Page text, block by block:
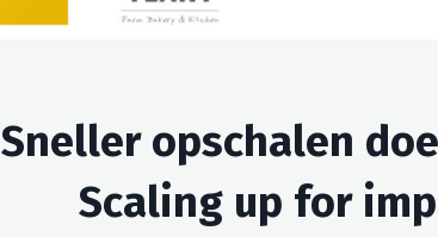
Sneller opschalen
Scaling up for